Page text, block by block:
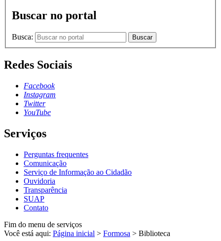
Buscar no portal
Busca: Buscar
Redes Sociais
Facebook
Instagram
Twitter
YouTube
Serviços
Perguntas frequentes
Comunicação
Serviço de Informação ao Cidadão
Ouvidoria
Transparência
SUAP
Contato
Fim do menu de serviços
Você está aqui: Página inicial > Formosa > Biblioteca